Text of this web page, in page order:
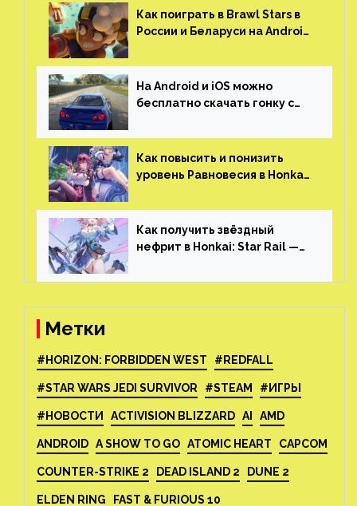
гонками и тюнингом машины
Как поиграть в Brawl Stars в
России и Беларуси на Android
На Android и iOS можно
бесплатно скачать гонку с
который больше, чем в
Skyrim и GTA: San Andreas
Как повысить и понизить
уровень Равновесия в Honkai:
Как получить звёздный
нефрит в Honkai: Star Rail —
Метки
#HORIZON: FORBIDDEN WEST #REDFALL
#STAR WARS JEDI SURVIVOR #STEAM #ИГРЫ
#НОВОСТИ ACTIVISION BLIZZARD AI AMD
ANDROID A SHOW TO GO ATOMIC HEART CAPCOM
COUNTER-STRIKE 2 DEAD ISLAND 2 DUNE 2
ELDEN RING FAST & FURIOUS 10